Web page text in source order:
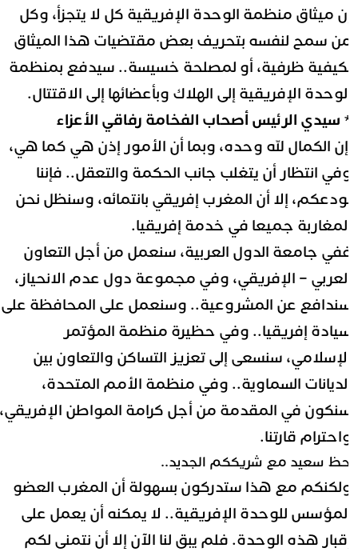
ميثاق منظمة الوحدة الإفريقية كل لا يتجزأ، وكل
سمح لنفسه بتحريف بعض مقتضيات هذا الميثاق
ظرفية، أو لمصلحة خسيسة.. سيدفع بمنظمة
الإفريقية إلى الهلاك وبأعضائها إلى الاقتتال.
سيدي الرئيسأصحاب الفخامةرفاقي الأعزاء
الكمال لله وحده، وبما أن الأمور إذن هي كما هي،
انتظار أن يتغلب جانب الحكمة والتعقل.. فإننا
إلا أن المغرب إفريقي بانتمائه، وسنظل نحن
جميعا في خدمة إفريقيا.
جامعة الدول العربية، سنعمل من أجل التعاون
– الإفريقي، وفي مجموعة دول عدم الانحياز،
عن المشروعية.. وسنعمل على المحافظة على
إفريقيا.. وفي حظيرة منظمة المؤتمر
سنسعى إلى تعزيز التساكن والتعاون بين
السماوية.. وفي منظمة الأمم المتحدة،
في المقدمة من أجل كرامة المواطن الإفريقي،
قارتنا.
سعيد مع شريككم الجديد..
مع هذا ستدركون بسهولة أن المغرب العضو
للوحدة الإفريقية.. لا يمكنه أن يعمل على
هذه الوحدة.فلم يبق لنا الآن إلا أن نتمنى لكم